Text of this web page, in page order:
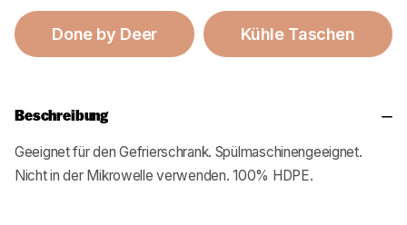
Done by Deer Kühle Taschen
Beschreibung
Geeignet für den Gefrierschrank. Spülmaschinengeeignet.
Nicht in der Mikrowelle verwenden. 100% HDPE.